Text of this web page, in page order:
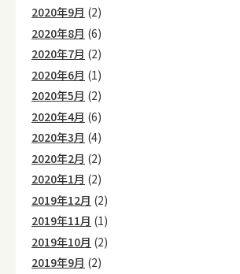
2020年9月 (2)
2020年8月 (6)
2020年7月 (2)
2020年6月 (1)
2020年5月 (2)
2020年4月 (6)
2020年3月 (4)
2020年2月 (2)
2020年1月 (2)
2019年12月 (2)
2019年11月 (1)
2019年10月 (2)
2019年9月 (2)